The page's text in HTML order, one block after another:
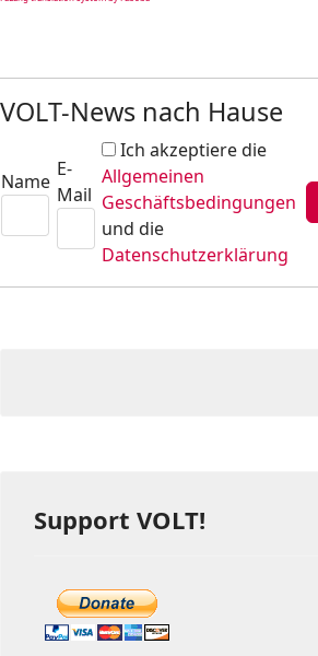
VOLT-News nach Hause
Name
E-
Mail
Ich akzeptiere die
Allgemeinen
Geschäftsbedingungen
und die
Datenschutzerklärung
Support VOLT!